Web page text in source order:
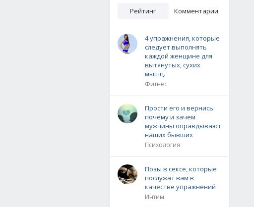
Рейтинг Комментарии
4 упражнения, которые
следует выполнять
каждой женщине для
вытянутых, сухих
мышц.
Фитнес
Прости его и вернись:
почему и зачем
мужчины оправдывают
наших бывших
Психология
Позы в сексе, которые
послужат вам в
качестве упражнений
Интим